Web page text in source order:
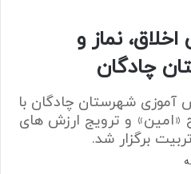
نماز و
چادگان
آموزی شهرستان چادگان با
«امین» و ترویج ارزش های
برگزار شد.